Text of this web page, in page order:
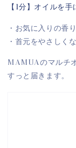
【1分】オイルを
・お気に入りの香
・首元をやさしく
MAMUAのマルチ
すっと届きます。